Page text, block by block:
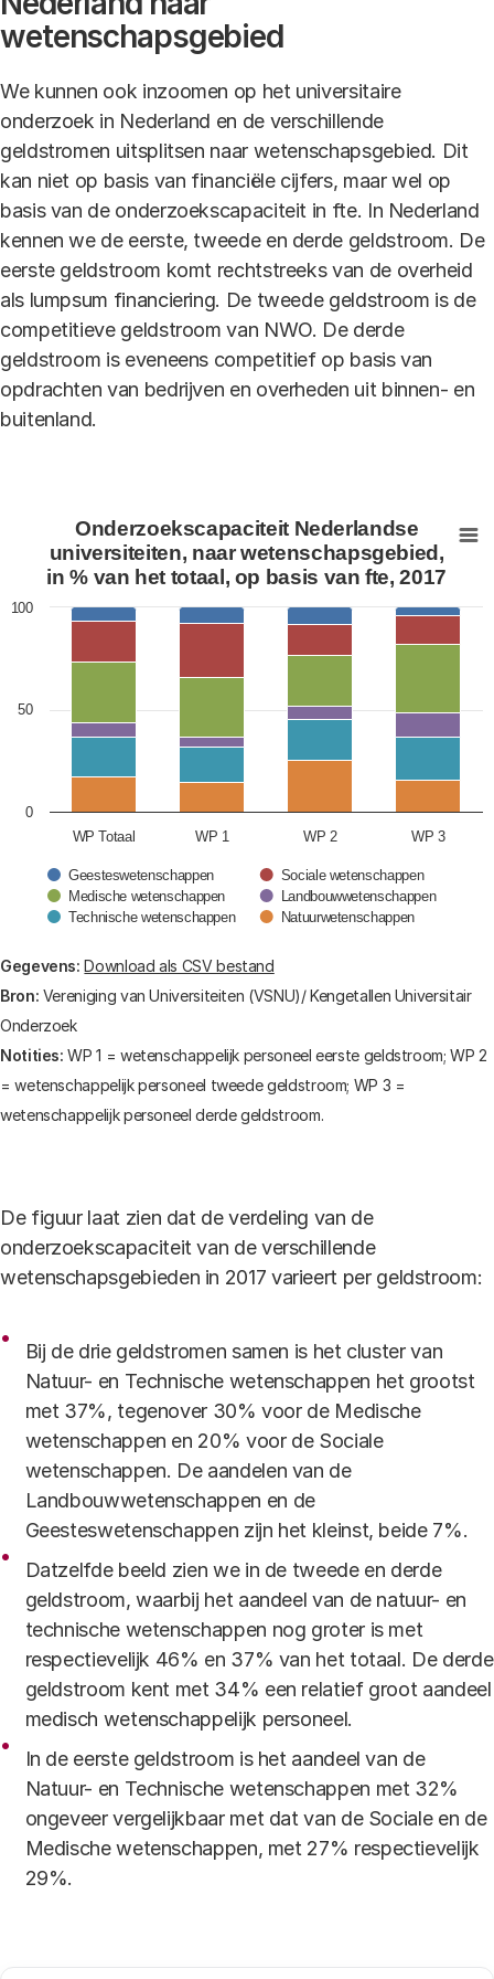
wetenschapsgebied
We kunnen ook inzoomen op het universitaire
onderzoek in Nederland en de verschillende
geldstromen uitsplitsen naar wetenschapsgebied. Dit
kan niet op basis van financiële cijfers, maar wel op
basis van de onderzoekscapaciteit in fte. In Nederland
kennen we de eerste, tweede en derde geldstroom. De
eerste geldstroom komt rechtstreeks van de overheid
als lumpsum financiering. De tweede geldstroom is de
competitieve geldstroom van NWO. De derde
geldstroom is eveneens competitief op basis van
opdrachten van bedrijven en overheden uit binnen- en
buitenland.
Onderzoekscapaciteit Nederlandse universiteiten,
Bar chart with 6 data series.
View as data table, Onderzoekscapaciteit
The chart has 1 X axis displaying categories.
The chart has 1 Y axis displaying values. Data ranges
Onderzoekscapaciteit Nederlandse
universiteiten, naar wetenschapsgebied,
in % van het totaal, op basis van fte, 2017
Geesteswetenschappen
Sociale wetenschappen
Medische wetenschappen
Landbouwwetenschappen
Technische wetenschappen
Natuurwetenschappen
WP Totaal WP 1 WP 2 WP 3
0
50
100
End of interactive chart.
Gegevens: Download als CSV bestand
Bron: Vereniging van Universiteiten (VSNU)/ Kengetallen Universitair
Onderzoek
Notities: WP 1 = wetenschappelijk personeel eerste geldstroom; WP 2
= wetenschappelijk personeel tweede geldstroom; WP 3 =
wetenschappelijk personeel derde geldstroom.
De figuur laat zien dat de verdeling van de
onderzoekscapaciteit van de verschillende
wetenschapsgebieden in 2017 varieert per geldstroom:
Bij de drie geldstromen samen is het cluster van
Natuur- en Technische wetenschappen het grootst
met 37%, tegenover 30% voor de Medische
wetenschappen en 20% voor de Sociale
wetenschappen. De aandelen van de
Landbouwwetenschappen en de
Geesteswetenschappen zijn het kleinst, beide 7%.
Datzelfde beeld zien we in de tweede en derde
geldstroom, waarbij het aandeel van de natuur- en
technische wetenschappen nog groter is met
respectievelijk 46% en 37% van het totaal. De derde
geldstroom kent met 34% een relatief groot aandeel
medisch wetenschappelijk personeel.
In de eerste geldstroom is het aandeel van de
Natuur- en Technische wetenschappen met 32%
ongeveer vergelijkbaar met dat van de Sociale en de
Medische wetenschappen, met 27% respectievelijk
29%.